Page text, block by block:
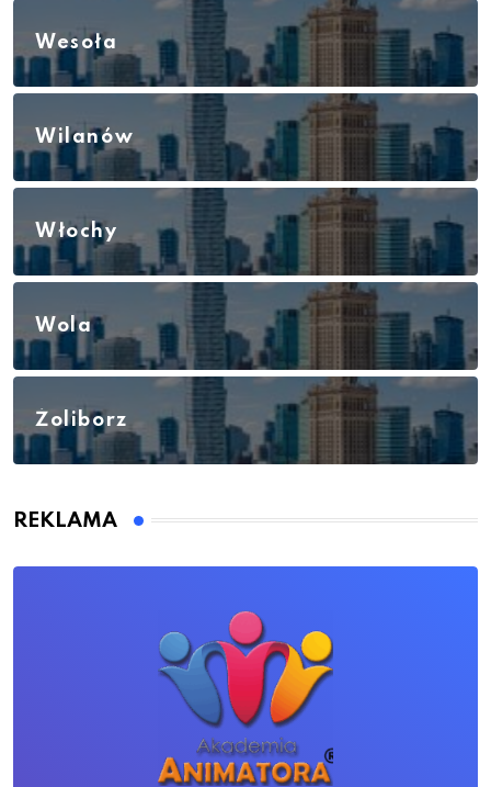
Wesoła
Wilanów
Włochy
Wola
Żoliborz
REKLAMA